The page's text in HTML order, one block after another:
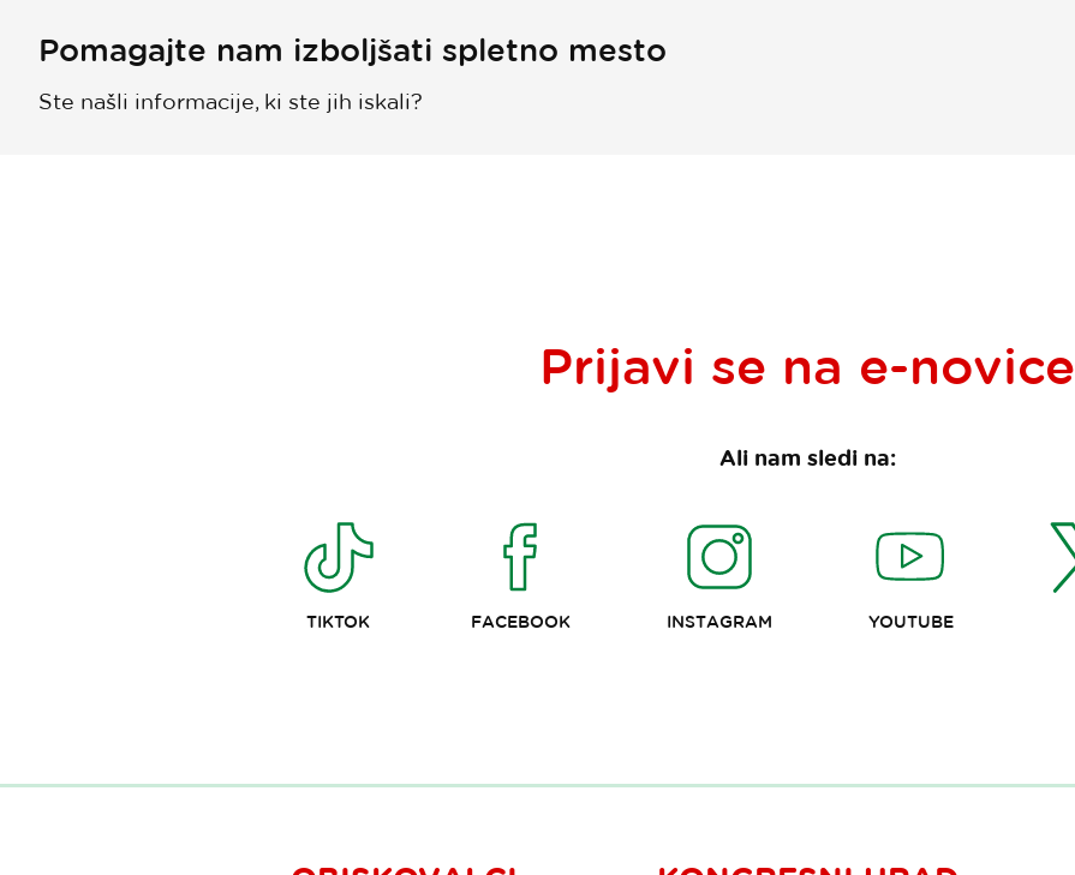
Pomagajte nam izboljšati spletno mesto
Ste našli informacije, ki ste jih iskali?
Prijavi se na e-novice
Ali nam sledi na:
TIKTOK FACEBOOK INSTAGRAM YOUTUBE